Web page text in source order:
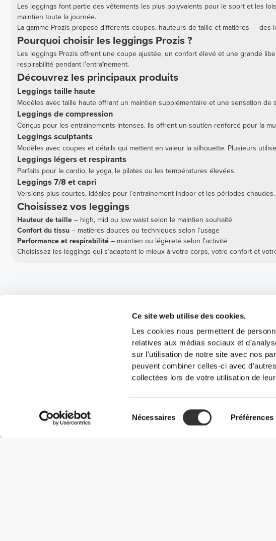
Ce site web utilise des cookies.
Les cookies nous permettent de
relatives aux médias sociaux et
sur l'utilisation de notre site avec nos
peuvent combiner celles-ci avec
collectées lors de votre utilisation de
du
Nécessaires Préférences
Les leggings font partie des vêtements les plus polyvalents pour le sport et les
maintien toute la journée.
La gamme Prozis propose différents coupes, hauteurs de taille et matières —
Pourquoi choisir les leggings Prozis ?
Les leggings Prozis offrent une coupe ajustée, un confort élevé et une grande
respirabilité pendant l’entraînement.
Découvrez les principaux produits
Leggings taille haute
Modèles avec taille haute offrant un maintien supplémentaire et une sensation
Leggings de compression
Conçus pour les entraînements intenses. Ils offrent un soutien renforcé pour la
Leggings sculptants
Modèles avec coupes et détails qui mettent en valeur la silhouette. Plusieurs
Leggings légers et respirants
Parfaits pour le cardio, le yoga, le pilates ou les températures élevées.
Leggings 7/8 et capri
Versions plus courtes, idéales pour l’entraînement indoor et les périodes chaudes.
Choisissez vos leggings
Hauteur de taille – high, mid ou low waist selon le maintien souhaité
Confort du tissu – matières douces ou techniques selon l’usage
Performance et respirabilité – maintien ou légèreté selon l’activité
Choisissez les leggings qui s’adaptent le mieux à votre corps, votre confort et